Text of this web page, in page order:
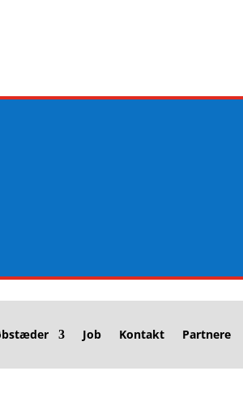
Job Kontakt Partnere